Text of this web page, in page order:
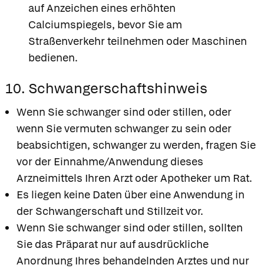
auf Anzeichen eines erhöhten
Calciumspiegels, bevor Sie am
Straßenverkehr teilnehmen oder Maschinen
bedienen.
10. Schwangerschaftshinweis
Wenn Sie schwanger sind oder stillen, oder
wenn Sie vermuten schwanger zu sein oder
beabsichtigen, schwanger zu werden, fragen Sie
vor der Einnahme/Anwendung dieses
Arzneimittels Ihren Arzt oder Apotheker um Rat.
Es liegen keine Daten über eine Anwendung in
der Schwangerschaft und Stillzeit vor.
Wenn Sie schwanger sind oder stillen, sollten
Sie das Präparat nur auf ausdrückliche
Anordnung Ihres behandelnden Arztes und nur